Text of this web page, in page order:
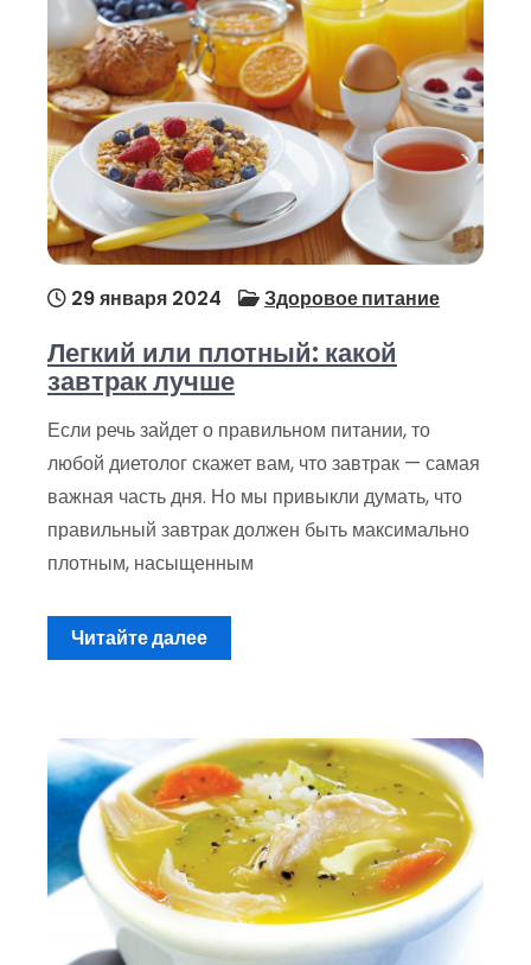
29 января 2024 Здоровое питание
Легкий или плотный: какой
завтрак лучше
Если речь зайдет о правильном питании, то
любой диетолог скажет вам, что завтрак — самая
важная часть дня. Но мы привыкли думать, что
правильный завтрак должен быть максимально
плотным, насыщенным
Читайте далее